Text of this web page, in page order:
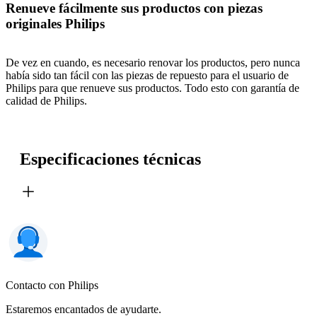
Renueve fácilmente sus productos con piezas
originales Philips
De vez en cuando, es necesario renovar los productos, pero nunca
había sido tan fácil con las piezas de repuesto para el usuario de
Philips para que renueve sus productos. Todo esto con garantía de
calidad de Philips.
Especificaciones técnicas
Contacto con Philips
Estaremos encantados de ayudarte.